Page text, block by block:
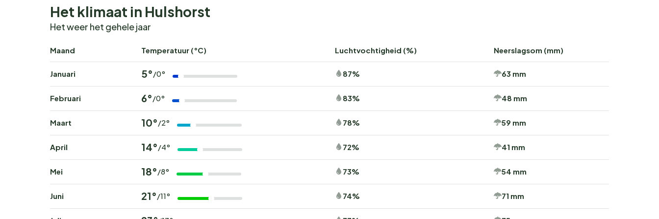
Het klimaat in Hulshorst
Het weer het gehele jaar
Maand Temperatuur (°C) Luchtvochtigheid (%) Neerslagsom (mm)
Januari 5°/0° 87% 63 mm
Februari 6°/0° 83% 48 mm
Maart 10°/2° 78% 59 mm
April 14°/4° 72% 41 mm
Mei 18°/8° 73% 54 mm
Juni 21°/11° 74% 71 mm